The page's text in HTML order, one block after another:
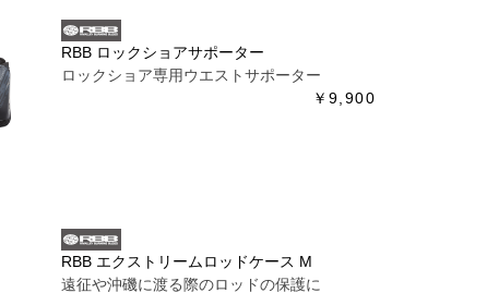
RBB ロックショアサポーター
ロックショア専用ウエストサポーター
￥9,900
RBB エクストリームロッドケース M
遠征や沖磯に渡る際のロッドの保護に